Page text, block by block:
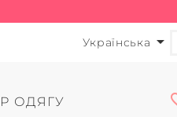
Українська
ОДЯГУ